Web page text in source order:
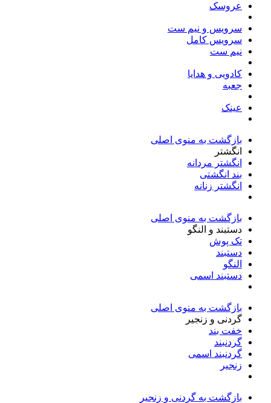
عروسک
سرویس و نیم ست
سرویس کامل
نیم ست
کادویی و هدایا
جعبه
عینک
بازگشت به منوی اصلی
انگشتر
انگشتر مردانه
بند انگشتی
انگشتر زنانه
بازگشت به منوی اصلی
دستبند و النگو
تک پوش
دستبند
النگو
دستبند اسمی
بازگشت به منوی اصلی
گردنی و زنجیر
خفت بند
گردنبند
گردنبند اسمی
زنجیر
بازگشت به گردنی و زنجیر